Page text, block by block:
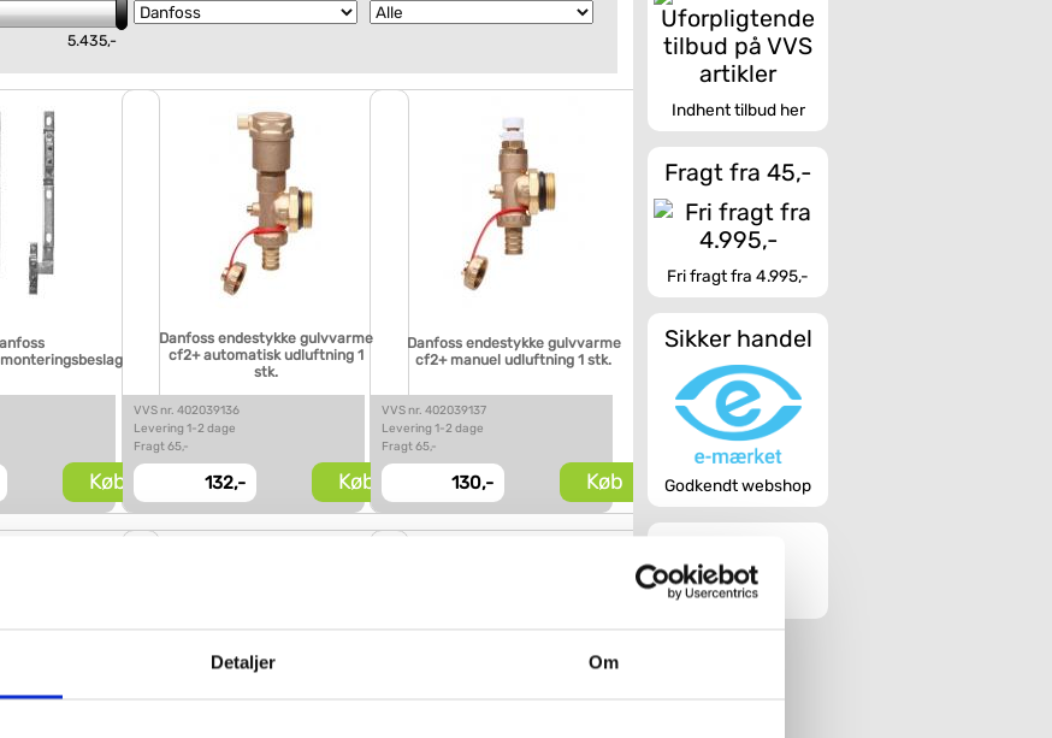
Detaljer Om
5.435,-
Køb
Danfoss endestykke gulvvarme
cf2+ automatisk udluftning 1
stk.
VVS nr. 402039136
Levering 1-2 dage
Fragt 65,-
132,- Køb
Danfoss endestykke gulvvarme
cf2+ manuel udluftning 1 stk.
VVS nr. 402039137
Levering 1-2 dage
Fragt 65,-
130,- Køb
Indhent tilbud her
Fragt fra 45,-
Fri fragt fra 4.995,-
Sikker handel
Godkendt webshop